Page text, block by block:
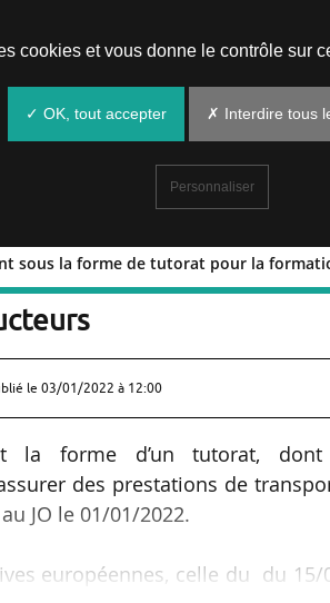
sous la forme de tutorat pour la
sous la forme
le 03/01/2022 à 12:00
la forme d’un tutorat,
des prestations de
JO le 01/01/2022.
européennes, celle du du 15/
cookies et vous donne le contrôle sur
✓ OK, tout accepter ✗ Interdire tous
Personnaliser